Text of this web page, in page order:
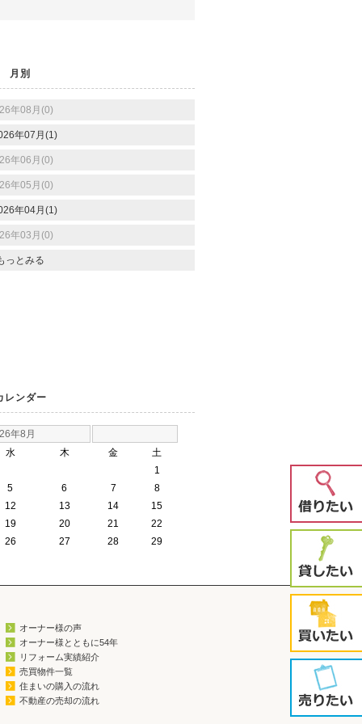
月別
年08月(0)
年07月(1)
年06月(0)
年05月(0)
年04月(1)
年03月(0)
っとみる
レンダー
年8月
水 木 金
土
1
5 6 7
8
12 13 14
15
19 20 21
22
26 27 28
29
オーナー様の声
オーナー様とともに54年
リフォーム実績紹介
売買物件一覧
住まいの購入の流れ
不動産の売却の流れ